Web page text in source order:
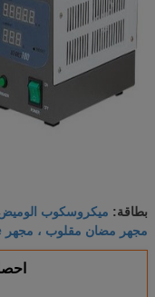
بطاقة: ميكروسكوب
مجهر مضان مقلوب ، مجهر epifluorescence